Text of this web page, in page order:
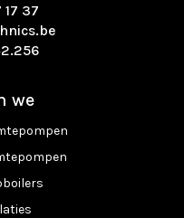
37
we